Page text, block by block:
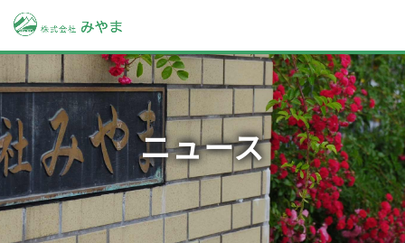
ニュース